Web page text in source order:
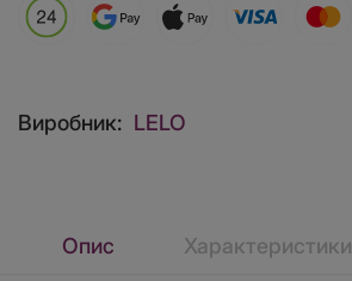
Виробник: LELO
Опис Характеристики